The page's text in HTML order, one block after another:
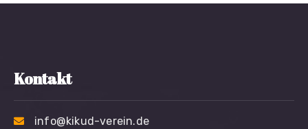
Kontakt
info@kikud-verein.de